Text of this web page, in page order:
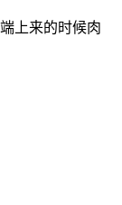
上来的时候肉